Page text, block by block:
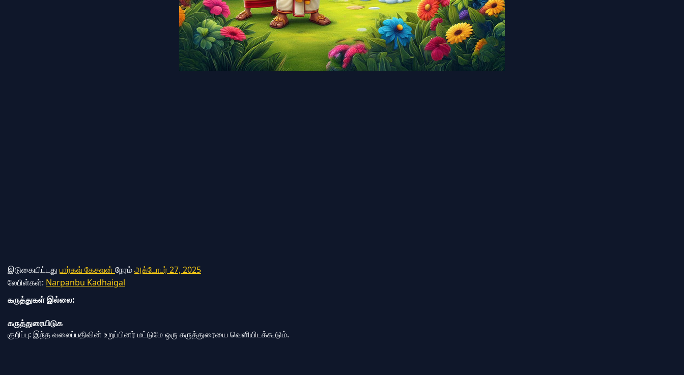
இடுகையிட்டது பார்கவ் கேசவன் நேரம்அக்டோபர் 27, 2025
லேபிள்கள்: Narpanbu Kadhaigal
கருத்துகள் இல்லை:
கருத்துரையிடுக
குறிப்பு: இந்த வலைப்பதிவின் உறுப்பினர் மட்டுமே ஒரு கருத்துரையை வெளியிடக்கூடும்.